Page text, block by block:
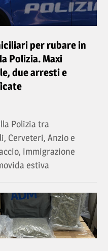
per rubare in
Polizia. Maxi
due arresti e
Polizia tra
Cerveteri, Anzio e
immigrazione
estiva